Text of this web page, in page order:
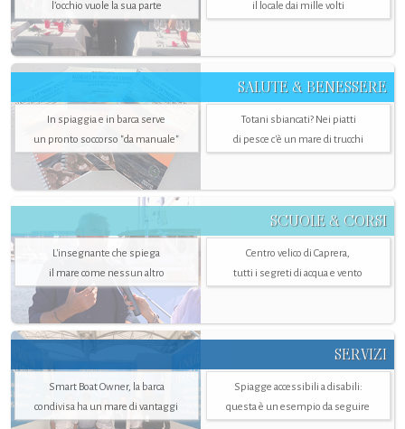
l’occhio vuole la sua parte il locale dai mille volti
SALUTE & BENESSERE
In spiaggia e in barca serve
un pronto soccorso "da manuale"
Totani sbiancati? Nei piatti
di pesce c'è un mare di trucchi
SCUOLE & CORSI
L'insegnante che spiega
il mare come nessun altro
Centro velico di Caprera,
tutti i segreti di acqua e vento
SERVIZI
Smart Boat Owner, la barca
condivisa ha un mare di vantaggi
Spiagge accessibili a disabili:
questa è un esempio da seguire